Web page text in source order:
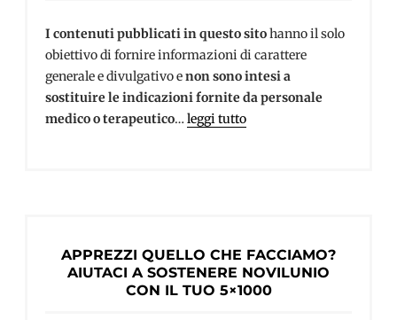
I contenuti pubblicati in questo sitohanno il solo
obiettivo di fornire informazioni di carattere
generale e divulgativo enon sono intesi a
sostituire le indicazioni fornite da personale
medico o terapeutico…leggi tutto
APPREZZI QUELLO CHE FACCIAMO?
AIUTACI A SOSTENERE NOVILUNIO
CON IL TUO 5×1000